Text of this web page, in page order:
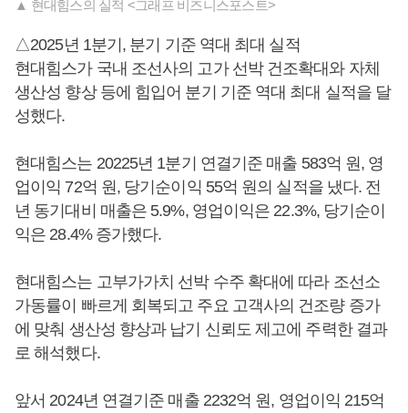
▲ 현대힘스의 실적 <그래프 비즈니스포스트>
△2025년 1분기, 분기 기준 역대 최대 실적
현대힘스가 국내 조선사의 고가 선박 건조확대와 자체
생산성 향상 등에 힘입어 분기 기준 역대 최대 실적을 달
성했다.
현대힘스는 20225년 1분기 연결기준 매출 583억 원, 영
업이익 72억 원, 당기순이익 55억 원의 실적을 냈다. 전
년 동기대비 매출은 5.9%, 영업이익은 22.3%, 당기순이
익은 28.4% 증가했다.
현대힘스는 고부가가치 선박 수주 확대에 따라 조선소
가동률이 빠르게 회복되고 주요 고객사의 건조량 증가
에 맞춰 생산성 향상과 납기 신뢰도 제고에 주력한 결과
로 해석했다.
앞서 2024년 연결기준 매출 2232억 원, 영업이익 215억